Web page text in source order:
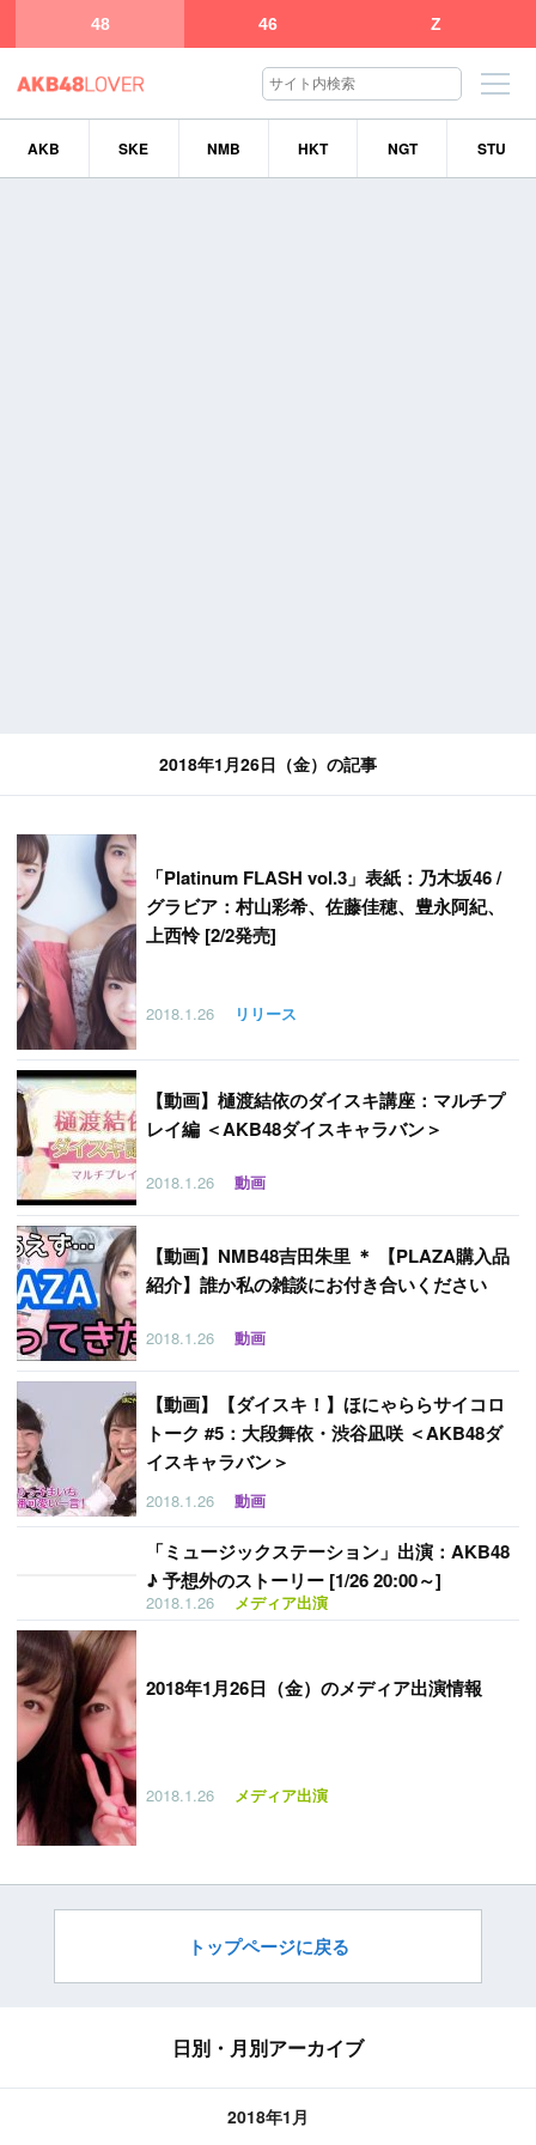
48 46 Z
AKB SKE NMB HKT NGT STU
2018年1月26日（金）の記事
「Platinum FLASH vol.3」表紙：乃木坂46 /
グラビア：村山彩希、佐藤佳穂、豊永阿紀、
上西怜 [2/2発売]
2018.1.26 リリース
【動画】樋渡結依のダイスキ講座：マルチプ
レイ編 ＜AKB48ダイスキャラバン＞
2018.1.26 動画
【動画】NMB48吉田朱里 ＊ 【PLAZA購入品
紹介】誰か私の雑談にお付き合いください
2018.1.26 動画
【動画】【ダイスキ！】ほにゃららサイコロ
トーク #5：大段舞依・渋谷凪咲 ＜AKB48ダ
イスキャラバン＞
2018.1.26 動画
「ミュージックステーション」出演：AKB48
♪ 予想外のストーリー [1/26 20:00～]
2018.1.26 メディア出演
2018年1月26日（金）のメディア出演情報
2018.1.26 メディア出演
トップページに戻る
日別・月別アーカイブ
2018年1月